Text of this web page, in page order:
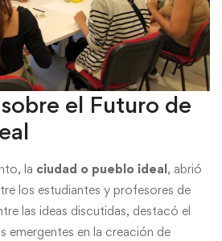
el Futuro de
la ciudad o pueblo ideal , abrió
los estudiantes y profesores de
las ideas discutidas, destacó el
emergentes en la creación de